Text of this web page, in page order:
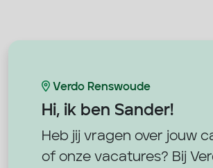
Verdo Renswoude
Hi, ik ben Sander!
Heb jij vragen over jouw
of onze vacatures? Bij